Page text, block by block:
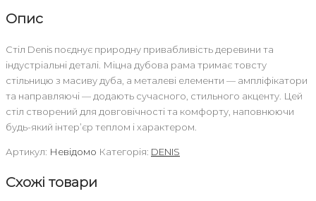
Опис
Стіл Denis поєднує природну привабливість деревини та
індустріальні деталі. Міцна дубова рама тримає товсту
стільницю з масиву дуба, а металеві елементи — ампліфікатори
та направляючі — додають сучасного, стильного акценту. Цей
стіл створений для довговічності та комфорту, наповнюючи
будь-який інтер’єр теплом і характером.
Артикул: Невідомо Категорія: DENIS
Схожі товари